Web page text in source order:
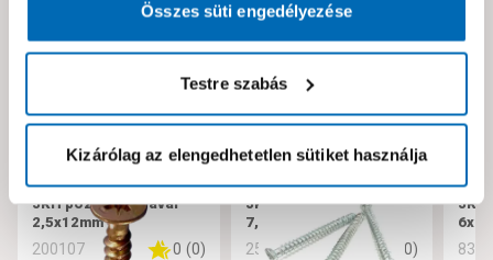
Összes süti engedélyezése
Testre szabás
Kizárólag az elengedhetetlen sütiket használja
JKH pozdorjacsavar
2,5x12mm
200107 0 (0)
JKH tokrögzítő csavar
7,5x182
256221 0 0)
JKH